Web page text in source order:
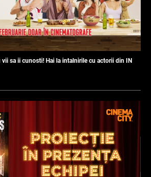
sa ii cunosti! Hai la intalnirile cu actorii din IN